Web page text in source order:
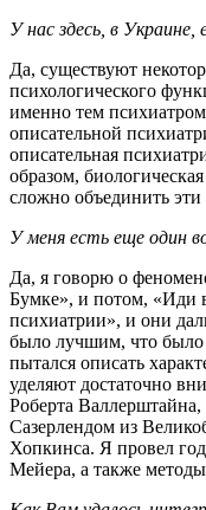
У нас здесь, в
Да, существуют
психологического
именно тем
описательной
описательная
образом,
сложно объединить эти
У меня есть еще один
Да, я говорю о
Бумке», и потом, «Иди
психиатрии», и они
было лучшим, что было
пытался описать
уделяют достаточно
Роберта
Сазерлендом из
Хопкинса. Я провел
Мейера, а также